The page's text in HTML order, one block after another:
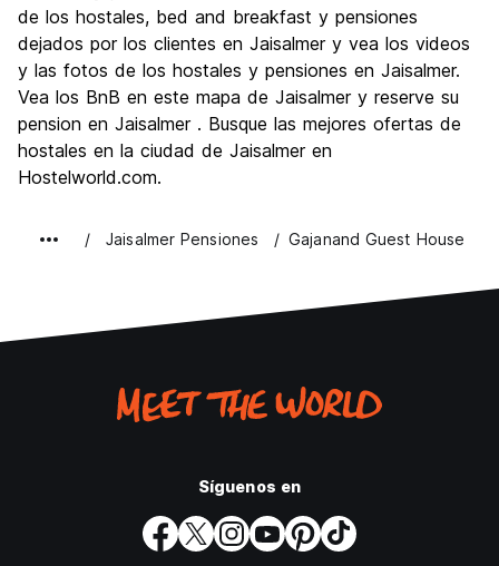
Fiesta
Calidad Precio
8.7
de los hostales, bed and breakfast y pensiones
dejados por los clientes en Jaisalmer y vea los videos
y las fotos de los hostales y pensiones en Jaisalmer.
Vea los BnB en este mapa de Jaisalmer y reserve su
pension en Jaisalmer . Busque las mejores ofertas de
hostales en la ciudad de Jaisalmer en
Hostelworld.com.
Jaisalmer Pensiones Gajanand Guest House
Síguenos en